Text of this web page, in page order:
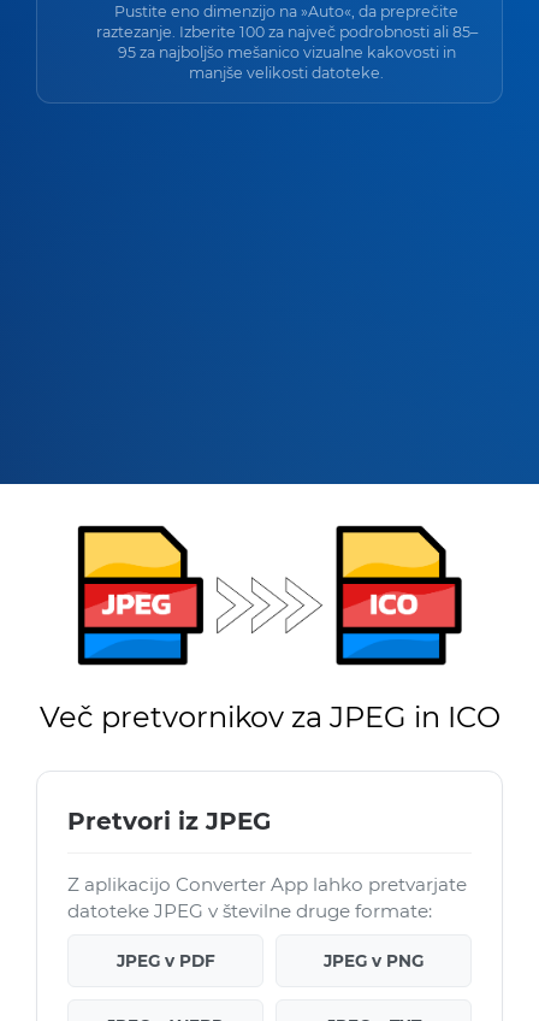
Pustite eno dimenzijo na »Auto«, da preprečite
raztezanje. Izberite 100 za največ podrobnosti ali 85–
95 za najboljšo mešanico vizualne kakovosti in
manjše velikosti datoteke.
Več pretvornikov za JPEG in ICO
Pretvori iz JPEG
Z aplikacijo Converter App lahko pretvarjate
datoteke JPEG v številne druge formate:
JPEG v PDF JPEG v PNG